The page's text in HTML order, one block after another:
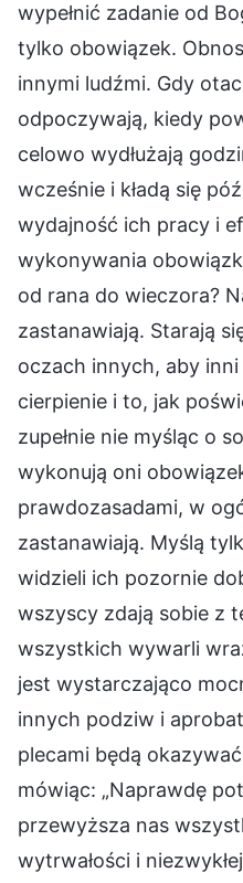
wypełnić zadanie od
tylko obowiązek.
innymi ludźmi. Gdy
odpoczywają, kiedy
celowo wydłużają
wcześnie i kładą się
wydajność ich pracy i
wykonywania
od rana do wieczora?
zastanawiają. Starają
oczach innych, aby
cierpienie i to, jak
zupełnie nie myśląc o
wykonują oni
prawdozasadami, w
zastanawiają. Myślą
widzieli ich pozornie
wszyscy zdają sobie z
wszystkich wywarli
jest wystarczająco
innych podziw i
plecami będą
mówiąc: „Naprawdę
przewyższa nas
wytrwałości i